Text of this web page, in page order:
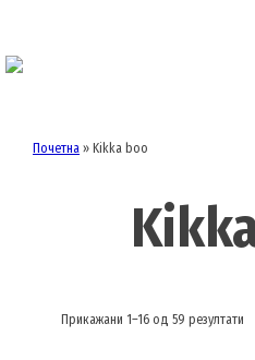
Почетна » Kikka boo
Прикажани 1–16 од 59 резултати